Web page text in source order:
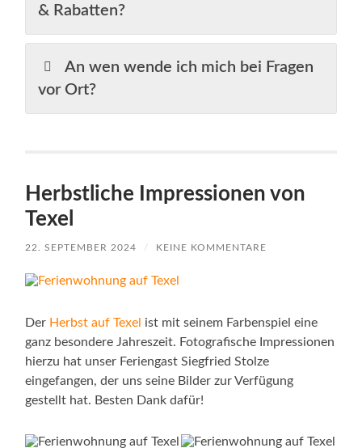
& Rabatten?
An wen wende ich mich bei Fragen
vor Ort?
Herbstliche Impressionen von
Texel
22. SEPTEMBER 2024 / KEINE KOMMENTARE
Der Herbst auf Texel ist mit seinem Farbenspiel eine
ganz besondere Jahreszeit. Fotografische Impressionen
hierzu hat unser Feriengast Siegfried Stolze
eingefangen, der uns seine Bilder zur Verfügung
gestellt hat. Besten Dank dafür!